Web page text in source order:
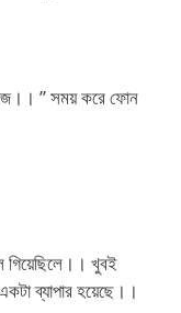
” সময় করে ফোন
গিয়েছিলে।। খুবই
ব্যাপার হয়েছে।।